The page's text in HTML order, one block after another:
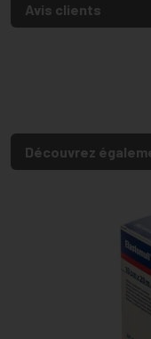
Avis clients
Découvrez